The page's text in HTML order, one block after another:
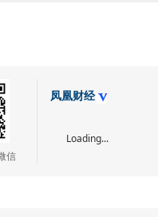
信
凤凰财经
Loading...